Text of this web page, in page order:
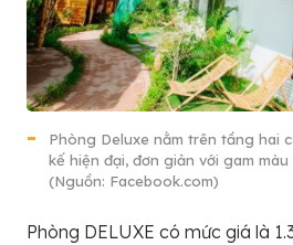
Phòng Deluxe nằm trên tầng hai
kế hiện đại, đơn giản với gam
(Nguồn: Facebook.com)
Phòng DELUXE có mức giá là